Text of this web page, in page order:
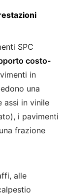
SPC
costo-
in
una
assi in vinile
i pavimenti
frazione
alle